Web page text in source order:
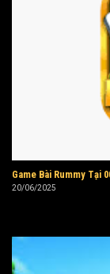
Game Bài Rummy Tại
20/06/2025